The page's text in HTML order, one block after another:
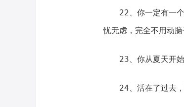
22、你一定有一
忧无虑，完全不用动脑
23、你从夏天开
24、活在了过去，